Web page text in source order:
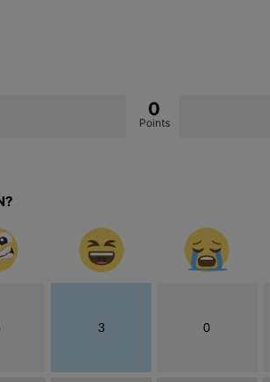
0
Points
3 0